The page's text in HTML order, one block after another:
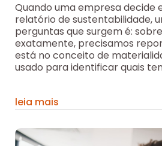
Quando uma empresa decide
relatório de sustentabilidade,
perguntas que surgem é:
exatamente, precisamos
está no conceito de
usado para identificar quais
leia mais